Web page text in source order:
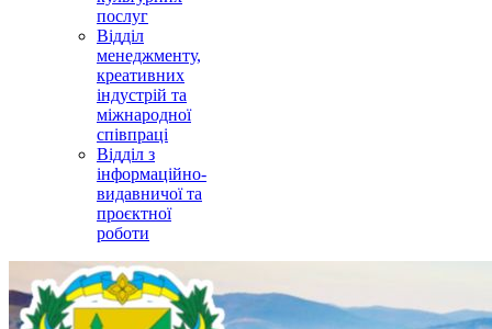
послуг
Відділ
менеджменту,
креативних
індустрій та
міжнародної
співпраці
Відділ з
інформаційно-
видавничої та
проєктної
роботи